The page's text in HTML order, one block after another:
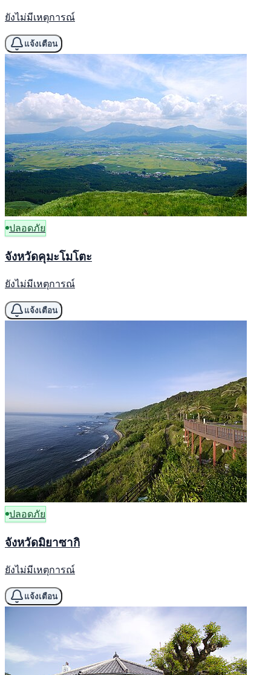
ยังไม่มีเหตุการณ์
แจ้งเตือน
ปลอดภัย
จังหวัดคุมะโมโตะ
ยังไม่มีเหตุการณ์
แจ้งเตือน
ปลอดภัย
จังหวัดมิยาซากิ
ยังไม่มีเหตุการณ์
แจ้งเตือน